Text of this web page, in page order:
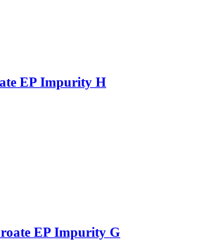
EP Impurity H
EP Impurity G